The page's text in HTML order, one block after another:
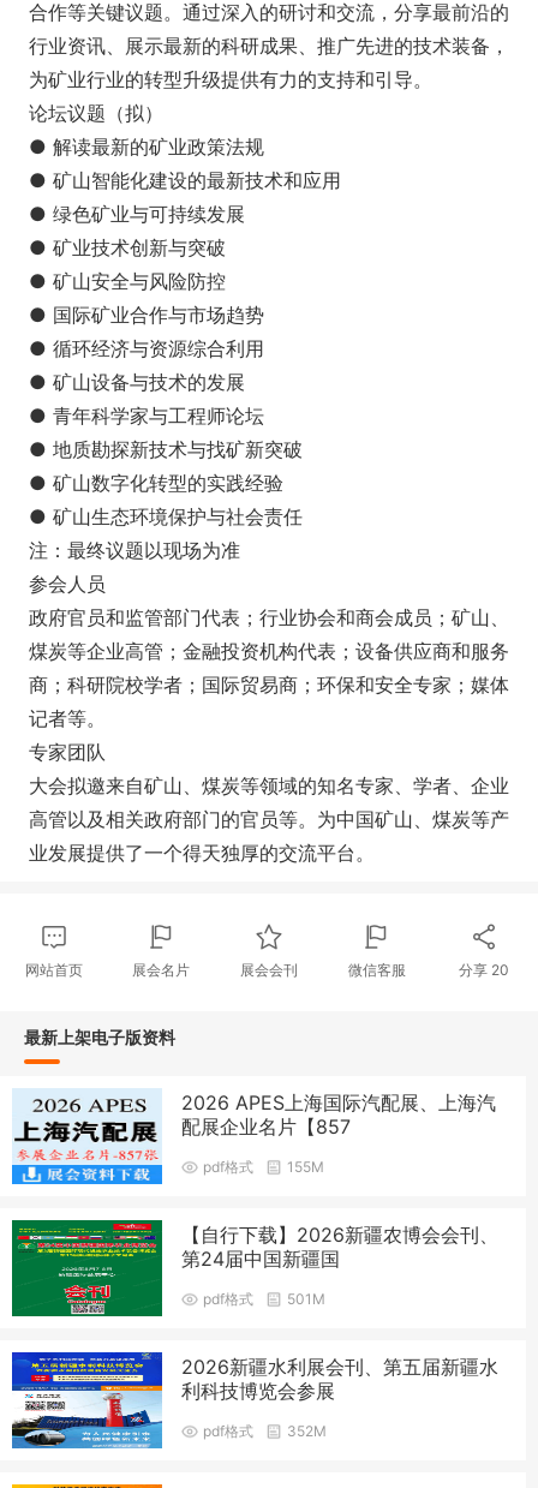
合作等关键议题。通过深入的研讨和交流，分享最前沿的
行业资讯、展示最新的科研成果、推广先进的技术装备，
为矿业行业的转型升级提供有力的支持和引导。
论坛议题（拟）
● 解读最新的矿业政策法规
● 矿山智能化建设的最新技术和应用
● 绿色矿业与可持续发展
● 矿业技术创新与突破
● 矿山安全与风险防控
● 国际矿业合作与市场趋势
● 循环经济与资源综合利用
● 矿山设备与技术的发展
● 青年科学家与工程师论坛
● 地质勘探新技术与找矿新突破
● 矿山数字化转型的实践经验
● 矿山生态环境保护与社会责任
注：最终议题以现场为准
参会人员
政府官员和监管部门代表；行业协会和商会成员；矿山、
煤炭等企业高管；金融投资机构代表；设备供应商和服务
商；科研院校学者；国际贸易商；环保和安全专家；媒体
记者等。
专家团队
大会拟邀来自矿山、煤炭等领域的知名专家、学者、企业
高管以及相关政府部门的官员等。为中国矿山、煤炭等产
业发展提供了一个得天独厚的交流平台。
网站首页 展会名片 展会会刊 微信客服 分享 20
最新上架电子版资料
2026 APES上海国际汽配展、上海汽
配展企业名片【857
pdf格式 155M
【自行下载】2026新疆农博会会刊、
第24届中国新疆国
pdf格式 501M
2026新疆水利展会刊、第五届新疆水
利科技博览会参展
pdf格式 352M